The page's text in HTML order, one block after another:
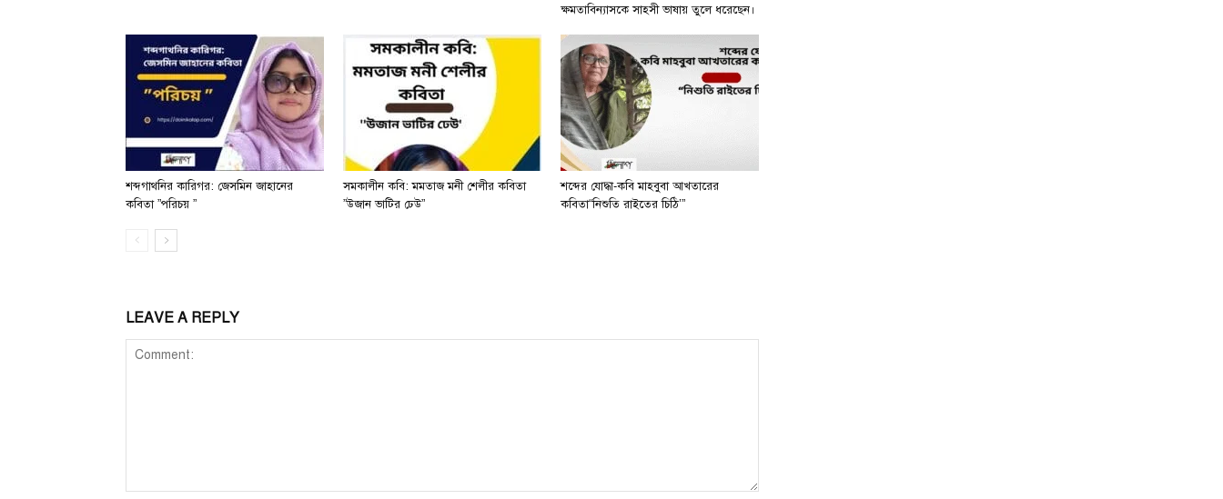
ক্ষমতাবিন্যাসকে সাহসী ভাষায় তুলে ধরেছেন।
শব্দগাথনির কারিগর: জেসমিন জাহানের
কবিতা ”পরিচয় ”
সমকালীন কবি: মমতাজ মনী শেলীর কবিতা
”উজান ভাটির ঢেউ”
শব্দের যোদ্ধা-কবি মাহবুবা আখতারের
কবিতা“নিশুতি রাইতের চিঠি’”
LEAVE A REPLY